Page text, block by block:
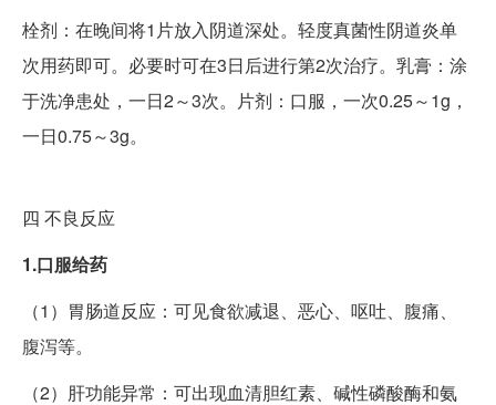
栓剂：在晚间将1片放入阴道深处。轻度真菌性阴道炎单
次用药即可。必要时可在3日后进行第2次治疗。乳膏：涂
于洗净患处，一日2～3次。片剂：口服，一次0.25～1g，
一日0.75～3g。
四 不良反应
1.口服给药
（1）胃肠道反应：可见食欲减退、恶心、呕吐、腹痛、
腹泻等。
（2）肝功能异常：可出现血清胆红素、碱性磷酸酶和氨